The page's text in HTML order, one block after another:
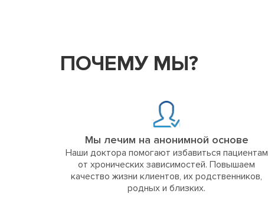
ПОЧЕМУ МЫ?
Мы лечим на анонимной основе
Наши доктора помогают избавиться пациентам
от хронических зависимостей. Повышаем
качество жизни клиентов, их родственников,
родных и близких.